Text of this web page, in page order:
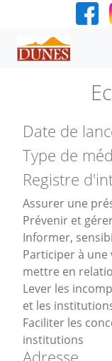
Aller au contenu
Date de
Type de
Registre
Assurer une
Prévenir et
Informer,
Participer à
mettre en
Lever les
et les
Faciliter les
institutions